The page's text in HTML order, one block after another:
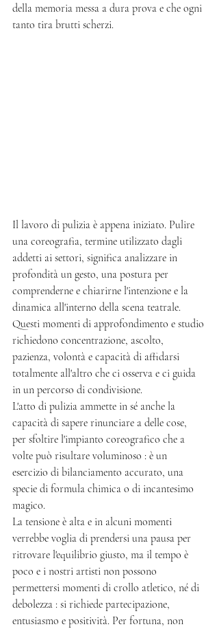
della memoria messa a dura prova e che ogni
tanto tira brutti scherzi.
Il lavoro di pulizia è appena iniziato. Pulire
una coreografia, termine utilizzato dagli
addetti ai settori, significa analizzare in
profondità un gesto, una postura per
comprenderne e chiarirne l'intenzione e la
dinamica all'interno della scena teatrale.
Questi momenti di approfondimento e studio
richiedono concentrazione, ascolto,
pazienza, volontà e capacità di affidarsi
totalmente all'altro che ci osserva e ci guida
in un percorso di condivisione.
L'atto di pulizia ammette in sé anche la
capacità di sapere rinunciare a delle cose,
per sfoltire l'impianto coreografico che a
volte può risultare voluminoso : è un
esercizio di bilanciamento accurato, una
specie di formula chimica o di incantesimo
magico.
La tensione è alta e in alcuni momenti
verrebbe voglia di prendersi una pausa per
ritrovare l'equilibrio giusto, ma il tempo è
poco e i nostri artisti non possono
permettersi momenti di crollo atletico, né di
debolezza : si richiede partecipazione,
entusiasmo e positività. Per fortuna, non